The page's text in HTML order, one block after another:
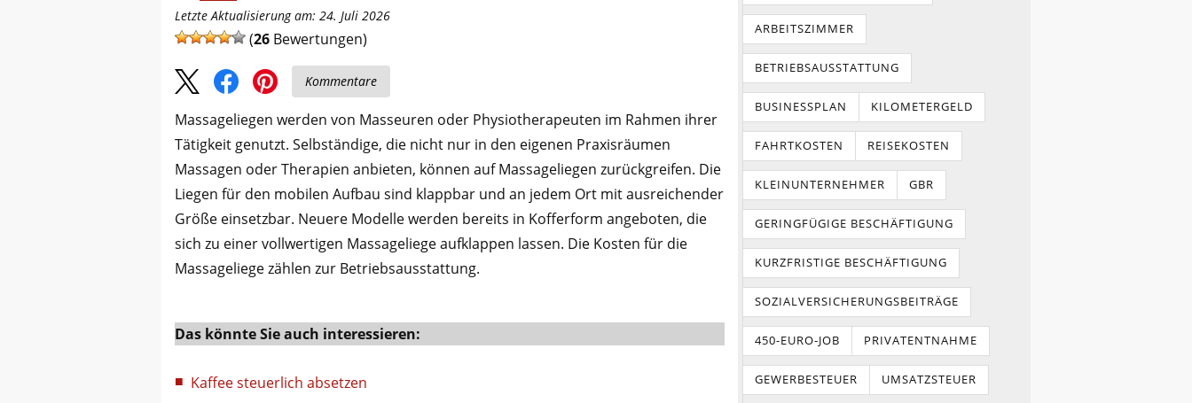
Letzte Aktualisierung am: 24. Juli 2026
(26 Bewertungen)
Kommentare
Massageliegen werden von Masseuren oder Physiotherapeuten im Rahmen ihrer
Tätigkeit genutzt. Selbständige, die nicht nur in den eigenen Praxisräumen
Massagen oder Therapien anbieten, können auf Massageliegen zurückgreifen. Die
Liegen für den mobilen Aufbau sind klappbar und an jedem Ort mit ausreichender
Größe einsetzbar. Neuere Modelle werden bereits in Kofferform angeboten, die
sich zu einer vollwertigen Massageliege aufklappen lassen. Die Kosten für die
Massageliege zählen zur Betriebsausstattung.
Das könnte Sie auch interessieren:
Kaffee steuerlich absetzen
ARBEITSZIMMER
BETRIEBSAUSSTATTUNG
BUSINESSPLAN KILOMETERGELD
FAHRTKOSTEN REISEKOSTEN
KLEINUNTERNEHMER GBR
GERINGFÜGIGE BESCHÄFTIGUNG
KURZFRISTIGE BESCHÄFTIGUNG
SOZIALVERSICHERUNGSBEITRÄGE
450-EURO-JOB PRIVATENTNAHME
GEWERBESTEUER UMSATZSTEUER